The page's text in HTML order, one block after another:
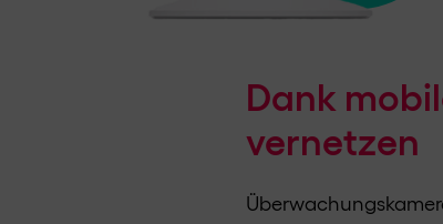
Dank
vernetzen